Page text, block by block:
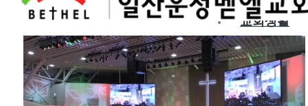
교회생활
교육/양육
공동체